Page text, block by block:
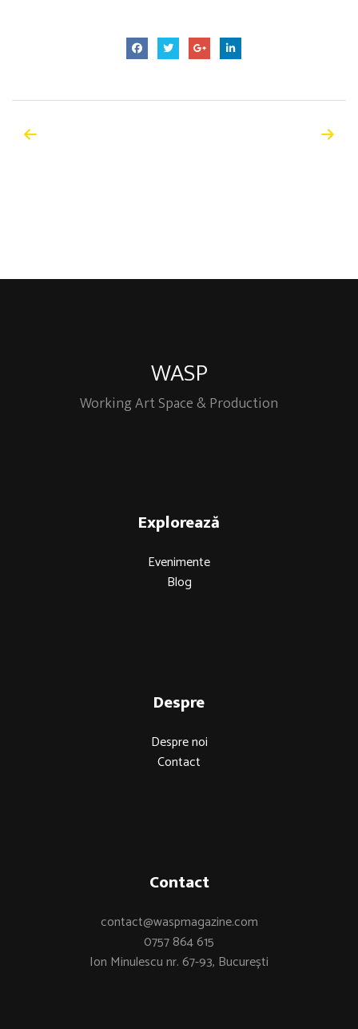
WASP
Working Art Space & Production
Explorează
Evenimente
Blog
Despre
Despre noi
Contact
Contact
contact@waspmagazine.com
0757 864 615
Ion Minulescu nr. 67-93, București